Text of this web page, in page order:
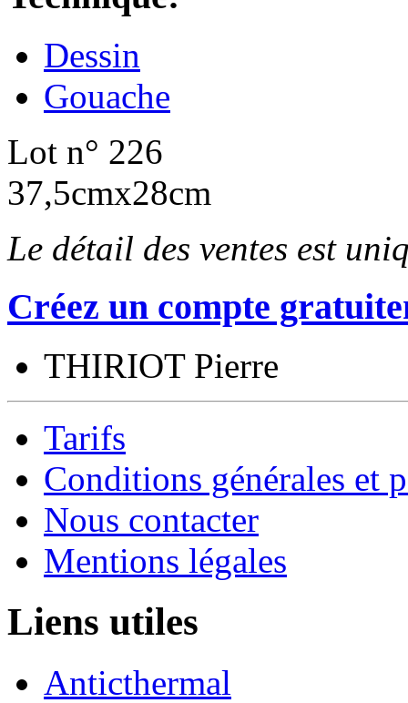
Dessin
Gouache
Lot n° 226
37,5cmx28cm
Le détail des ventes est
Créez un compte
THIRIOT Pierre
Tarifs
Conditions générales et
Nous contacter
Mentions légales
Liens utiles
Anticthermal